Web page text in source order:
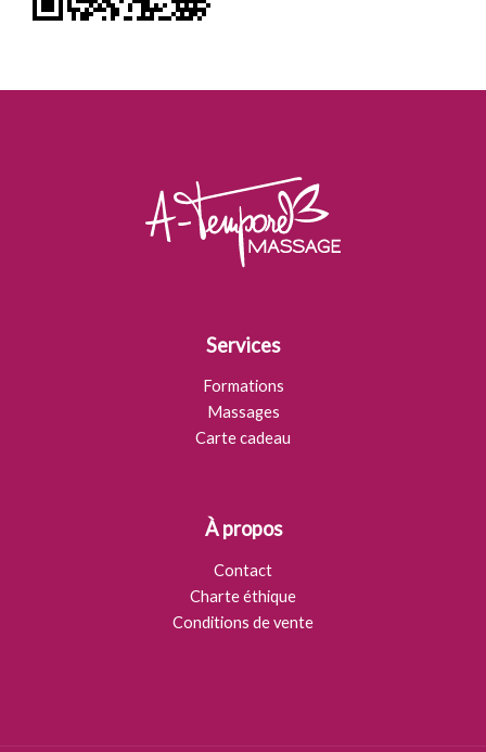
Services
Formations
Massages
Carte cadeau
À propos
Contact
Charte éthique
Conditions de vente